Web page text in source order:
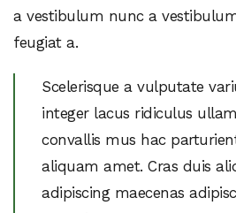
a vestibulum nunc a
feugiat a.
Scelerisque a vulputate
integer lacus ridiculus
convallis mus hac
aliquam amet. Cras duis
adipiscing maecenas